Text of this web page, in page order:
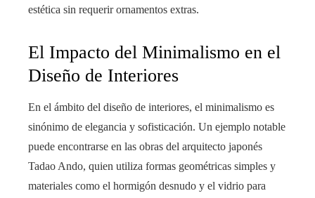
estética sin requerir ornamentos extras.
El Impacto del Minimalismo en el
Diseño de Interiores
En el ámbito del diseño de interiores, el minimalismo es
sinónimo de elegancia y sofisticación. Un ejemplo notable
puede encontrarse en las obras del arquitecto japonés
Tadao Ando, quien utiliza formas geométricas simples y
materiales como el hormigón desnudo y el vidrio para